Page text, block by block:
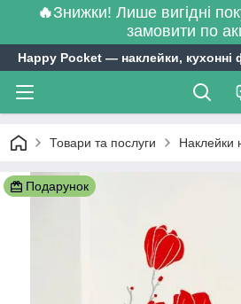
🔥Знижки! Лише вигідні
замовити по
Happy Pocket ― наклейки, кухонні
Товари та послуги Наклейки
Подарунок